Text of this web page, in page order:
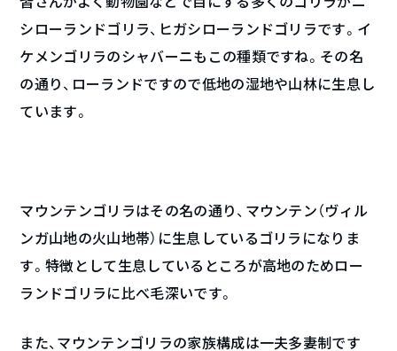
シローランドゴリラ、ヒガシローランドゴリラです。イ
ケメンゴリラのシャバーニもこの種類ですね。その名
の通り、ローランドですので低地の湿地や山林に生息し
ています。
マウンテンゴリラはその名の通り、マウンテン（ヴィル
ンガ山地の火山地帯）に生息しているゴリラになりま
す。特徴として生息しているところが高地のためロー
ランドゴリラに比べ毛深いです。
また、マウンテンゴリラの家族構成は一夫多妻制です